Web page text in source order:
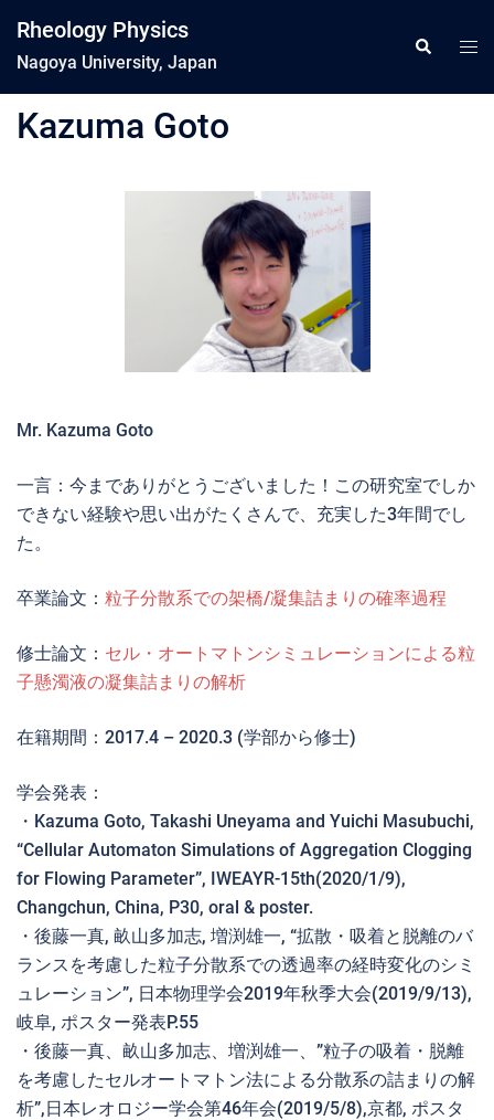
ン
Rheology Physics
Nagoya University, Japan
検
索
ト
Kazuma Goto
Mr. Kazuma Goto
一言：今までありがとうございました！この研究室でしか
できない経験や思い出がたくさんで、充実した3年間でし
た。
卒業論文： 粒子分散系での架橋/凝集詰まりの確率過程
修士論文： セル・オートマトンシミュレーションによる粒
子懸濁液の凝集詰まりの解析
在籍期間：2017.4 – 2020.3 (学部から修士)
学会発表：
・Kazuma Goto, Takashi Uneyama and Yuichi Masubuchi,
“Cellular Automaton Simulations of Aggregation Clogging
for Flowing Parameter”, IWEAYR-15th(2020/1/9),
Changchun, China, P30, oral & poster.
・後藤一真, 畝山多加志, 増渕雄一, “拡散・吸着と脱離のバ
ランスを考慮した粒子分散系での透過率の経時変化のシミ
ュレーション”, 日本物理学会2019年秋季大会(2019/9/13),
岐阜, ポスター発表P.55
・後藤一真、畝山多加志、増渕雄一、”粒子の吸着・脱離
を考慮したセルオートマトン法による分散系の詰まりの解
析”,日本レオロジー学会第46年会(2019/5/8),京都, ポスタ